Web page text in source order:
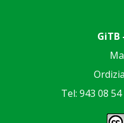
Tel: 943 08 54